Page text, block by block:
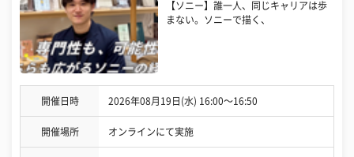
【ソニー】誰一人、同じキャリアは歩
まない。ソニーで描く、
開催日時 2026年08月19日(水) 16:00〜16:50
開催場所 オンラインにて実施